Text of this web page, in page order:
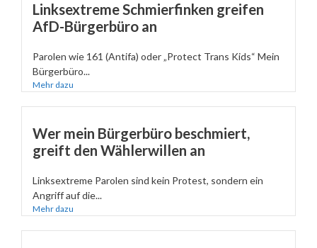
Linksextreme Schmierfinken greifen
AfD-Bürgerbüro an
Parolen wie 161 (Antifa) oder „Protect Trans Kids“ Mein
Bürgerbüro...
Mehr dazu
Wer mein Bürgerbüro beschmiert,
greift den Wählerwillen an
Linksextreme Parolen sind kein Protest, sondern ein
Angriff auf die...
Mehr dazu